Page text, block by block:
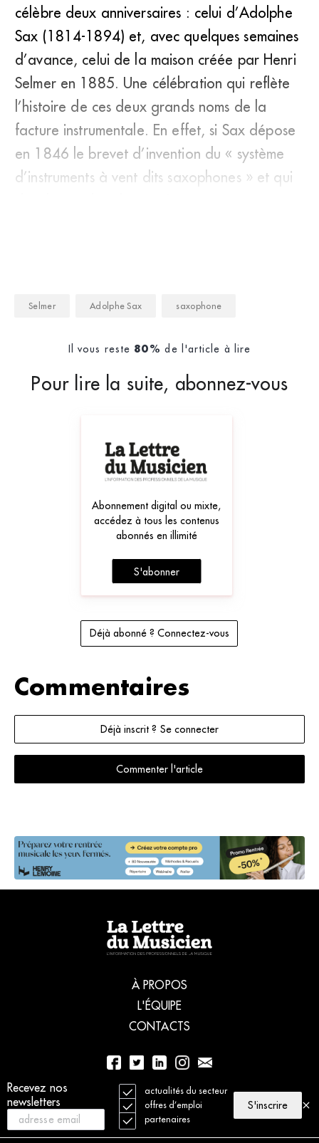
Recevez nos
newsletters
actualités du secteur
offres d’emploi
partenaires
S'inscrire
Henri Selmer Paris : “Alto Sax” édition limitée
célèbre deux anniversaires : celui d’Adolphe
Sax (1814-1894) et, avec quelques semaines
d’avance, celui de la maison créée par Henri
Selmer en 1885. Une célébration qui reflète
l’histoire de ces deux grands noms de la
facture instrumentale. En effet, si Sax dépose
en 1846 le brevet d’invention du « système
d’instruments à vent dits saxophones » et qui
Selmer Adolphe Sax saxophone
Il vous reste 80% de l'article à lire
Pour lire la suite, abonnez-vous
Abonnement digital ou mixte,
accédez à tous les contenus
abonnés en illimité
S'abonner
Déjà abonné ? Connectez-vous
Commentaires
Déjà inscrit ? Se connecter
Commenter l'article
À PROPOS
L'ÉQUIPE
CONTACTS
01 56 77 04 00
© 2021 La Lettre du Musicien. Tous droits réservés